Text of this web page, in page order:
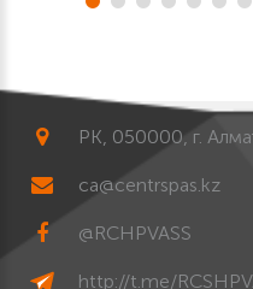
РК, 050000, г.
ca@centrspas.kz
@RCHPVASS
http://t.me/